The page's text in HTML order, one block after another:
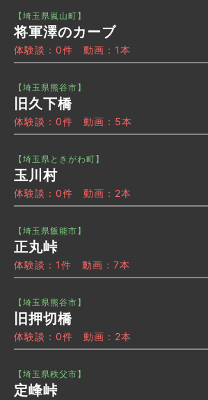
【埼玉県嵐山町】
将軍澤のカーブ
体験談：0件 動画：1本
【埼玉県熊谷市】
旧久下橋
体験談：0件 動画：5本
【埼玉県ときがわ町】
玉川村
体験談：0件 動画：2本
【埼玉県飯能市】
正丸峠
体験談：1件 動画：7本
【埼玉県熊谷市】
旧押切橋
体験談：0件 動画：2本
【埼玉県秩父市】
定峰峠